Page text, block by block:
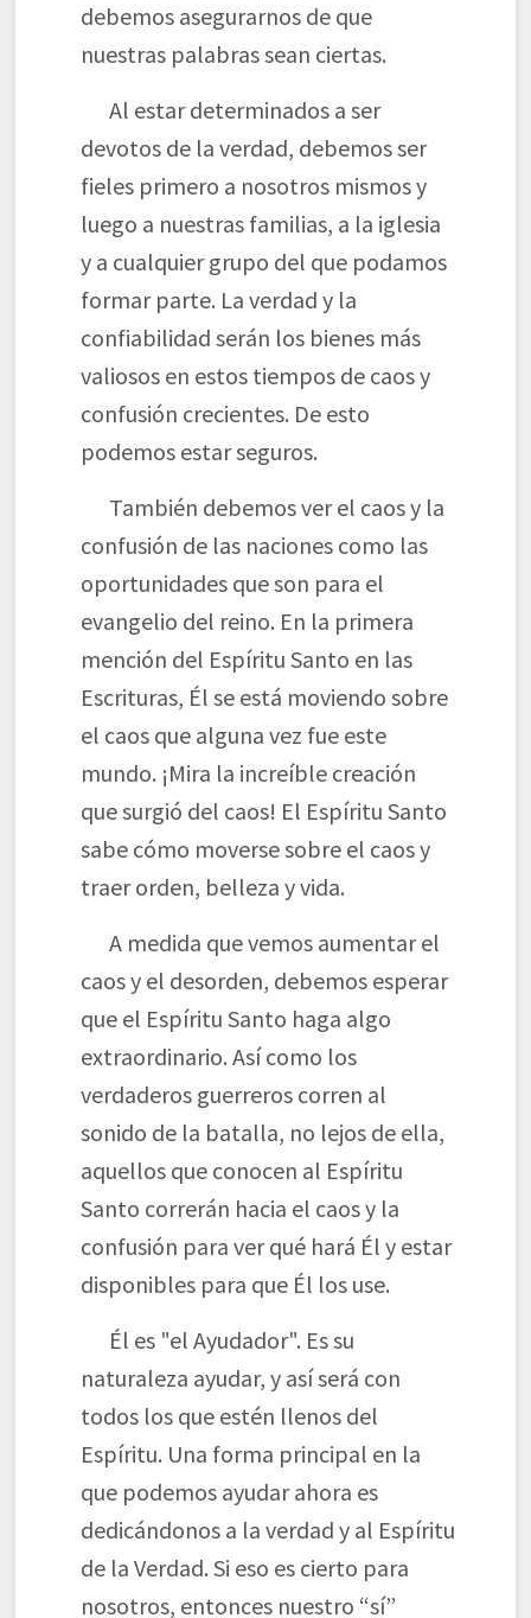
debemos asegurarnos de que
nuestras palabras sean ciertas.
Al estar determinados a ser
devotos de la verdad, debemos ser
fieles primero a nosotros mismos y
luego a nuestras familias, a la iglesia
y a cualquier grupo del que podamos
formar parte. La verdad y la
confiabilidad serán los bienes más
valiosos en estos tiempos de caos y
confusión crecientes. De esto
podemos estar seguros.
También debemos ver el caos y la
confusión de las naciones como las
oportunidades que son para el
evangelio del reino. En la primera
mención del Espíritu Santo en las
Escrituras, Él se está moviendo sobre
el caos que alguna vez fue este
mundo. ¡Mira la increíble creación
que surgió del caos! El Espíritu Santo
sabe cómo moverse sobre el caos y
traer orden, belleza y vida.
A medida que vemos aumentar el
caos y el desorden, debemos esperar
que el Espíritu Santo haga algo
extraordinario. Así como los
verdaderos guerreros corren al
sonido de la batalla, no lejos de ella,
aquellos que conocen al Espíritu
Santo correrán hacia el caos y la
confusión para ver qué hará Él y estar
disponibles para que Él los use.
Él es "el Ayudador". Es su
naturaleza ayudar, y así será con
todos los que estén llenos del
Espíritu. Una forma principal en la
que podemos ayudar ahora es
dedicándonos a la verdad y al Espíritu
de la Verdad. Si eso es cierto para
nosotros, entonces nuestro “sí”